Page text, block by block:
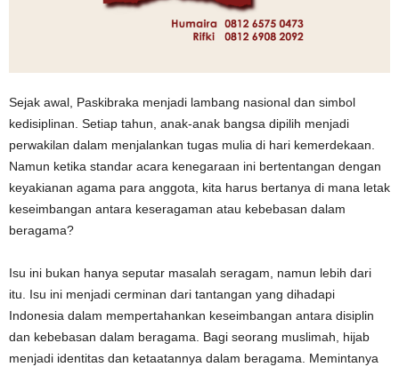
Sejak awal, Paskibraka menjadi lambang nasional dan simbol
kedisiplinan. Setiap tahun, anak-anak bangsa dipilih menjadi
perwakilan dalam menjalankan tugas mulia di hari kemerdekaan.
Namun ketika standar acara kenegaraan ini bertentangan dengan
keyakianan agama para anggota, kita harus bertanya di mana letak
keseimbangan antara keseragaman atau kebebasan dalam
beragama?
Isu ini bukan hanya seputar masalah seragam, namun lebih dari
itu. Isu ini menjadi cerminan dari tantangan yang dihadapi
Indonesia dalam mempertahankan keseimbangan antara disiplin
dan kebebasan dalam beragama. Bagi seorang muslimah, hijab
menjadi identitas dan ketaatannya dalam beragama. Memintanya